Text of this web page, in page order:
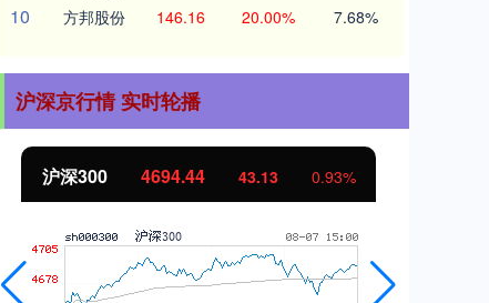
10 方邦股份 146.16 20.00% 7.68%
沪深京行情 实时轮播
北证50 1134.24 11.37 1.01%